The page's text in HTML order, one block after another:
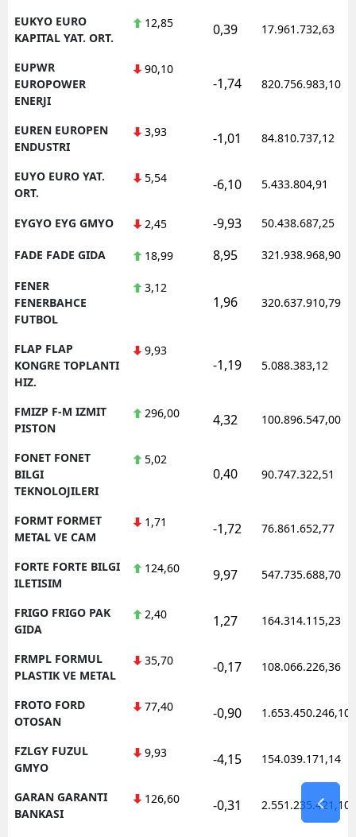
EUKYO EURO
KAPITAL YAT. ORT.
12,85 0,39 17.961.732,63
EUPWR
EUROPOWER
ENERJI
90,10
-1,74 820.756.983,10
EUREN EUROPEN
ENDUSTRI
3,93 -1,01 84.810.737,12
EUYO EURO YAT.
ORT.
5,54 -6,10 5.433.804,91
EYGYO EYG GMYO 2,45 -9,93 50.438.687,25
FADE FADE GIDA 18,99 8,95 321.938.968,90
FENER
FENERBAHCE
FUTBOL
3,12
1,96 320.637.910,79
FLAP FLAP
KONGRE TOPLANTI
HIZ.
9,93
-1,19 5.088.383,12
FMIZP F-M IZMIT
PISTON
296,00 4,32 100.896.547,00
FONET FONET
BILGI
TEKNOLOJILERI
5,02
0,40 90.747.322,51
FORMT FORMET
METAL VE CAM
1,71 -1,72 76.861.652,77
FORTE FORTE BILGI
ILETISIM
124,60 9,97 547.735.688,70
FRIGO FRIGO PAK
GIDA
2,40 1,27 164.314.115,23
FRMPL FORMUL
PLASTIK VE METAL
35,70 -0,17 108.066.226,36
FROTO FORD
OTOSAN
77,40 -0,90 1.653.450.246,10
FZLGY FUZUL
GMYO
9,93 -4,15 154.039.171,14
GARAN GARANTI
BANKASI
126,60 -0,31 2.551.235.421,10